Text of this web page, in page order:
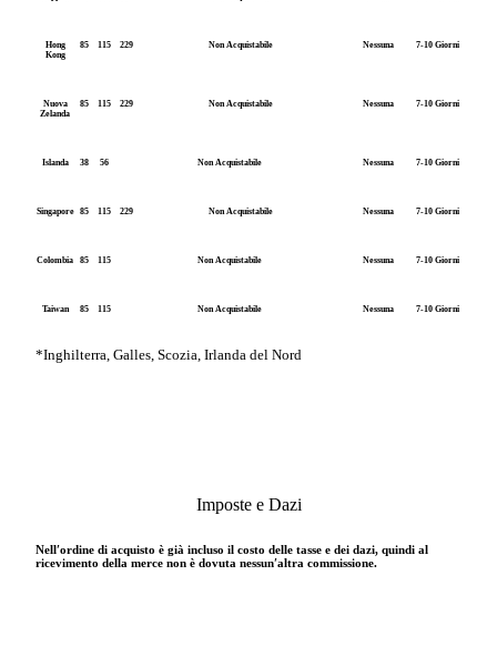
Hong
Kong
85 115 229 Non Acquistabile Nessuna 7-10 Giorni
Nuova
Zelanda
85 115 229 Non Acquistabile Nessuna 7-10 Giorni
Islanda 38 56 Non Acquistabile Nessuna 7-10 Giorni
Singapore 85 115 229 Non Acquistabile Nessuna 7-10 Giorni
Colombia 85 115 Non Acquistabile Nessuna 7-10 Giorni
Taiwan 85 115 Non Acquistabile Nessuna 7-10 Giorni
*Inghilterra, Galles, Scozia, Irlanda del Nord
Imposte e Dazi
Nell′ordine di acquisto è già incluso il costo delle tasse e dei dazi, quindi al
ricevimento della merce non è dovuta nessun′altra commissione.